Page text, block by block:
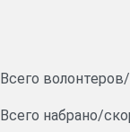
Всего
Всего набрано/